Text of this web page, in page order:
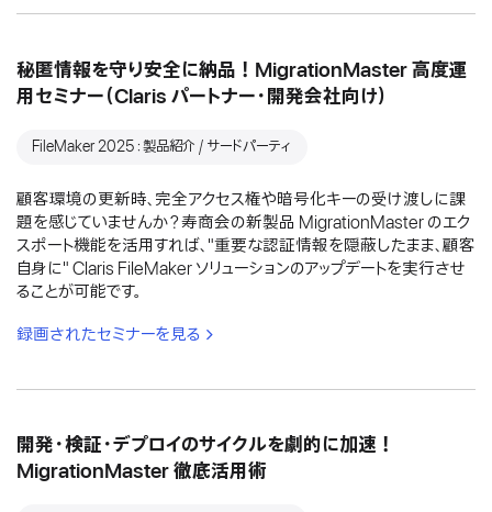
秘匿情報を守り安全に納品！MigrationMaster 高度運
用セミナー（Claris パートナー・開発会社向け）
FileMaker 2025：製品紹介 / サードパーティ
顧客環境の更新時、完全アクセス権や暗号化キーの受け渡しに課
題を感じていませんか？寿商会の新製品 MigrationMaster のエク
スポート機能を活用すれば、"重要な認証情報を隠蔽したまま、顧客
自身に" Claris FileMaker ソリューションのアップデートを実行させ
ることが可能です。
録画されたセミナーを見る
開発・検証・デプロイのサイクルを劇的に加速！
MigrationMaster 徹底活用術